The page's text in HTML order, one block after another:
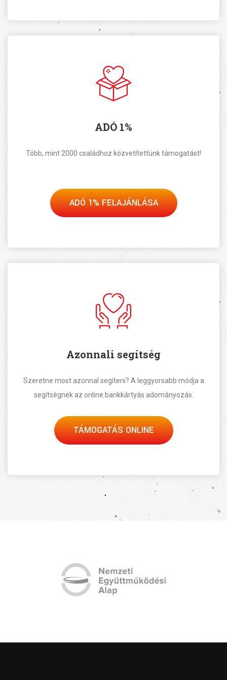
ADÓ 1%
Több, mint 2000 családhoz közvetítettünk támogatást!
ADÓ 1% FELAJÁNLÁSA
Azonnali segítség
Szeretne most azonnal segíteni? A leggyorsabb módja a
segítségnek az online bankkártyás adományozás.
TÁMOGATÁS ONLINE